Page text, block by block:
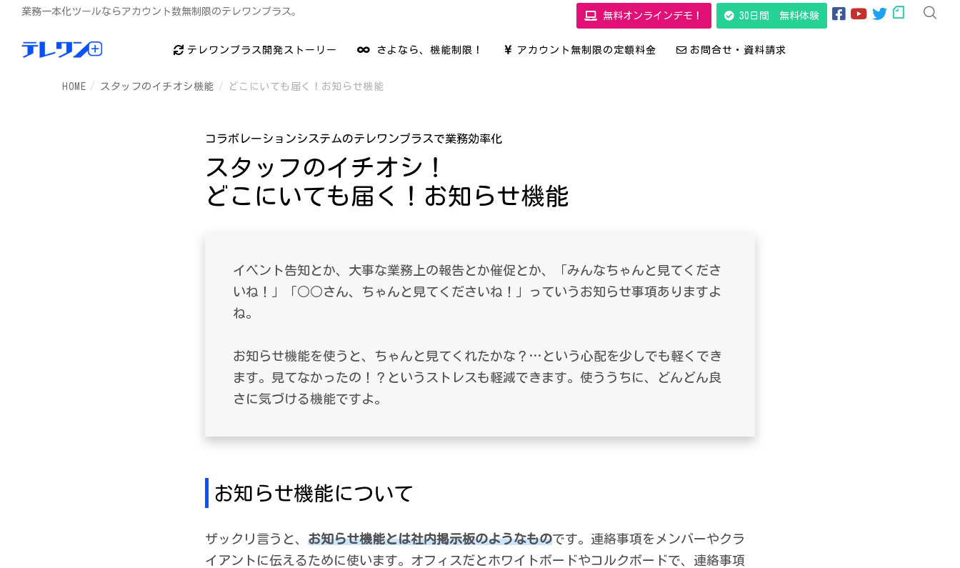
業務一本化ツールならアカウント数無制限のテレワンプラス。 無料オンラインデモ！ 30日間 無料体験
テレワンプラス開発ストーリー さよなら、機能制限！ アカウント無制限の定額料金 お問合せ・資料請求
HOME スタッフのイチオシ機能 どこにいても届く！お知らせ機能
コラボレーションシステムのテレワンプラスで業務効率化
スタッフのイチオシ！
どこにいても届く！お知らせ機能
イベント告知とか、大事な業務上の報告とか催促とか、「みんなちゃんと見てくださ
いね！」「○○さん、ちゃんと見てくださいね！」っていうお知らせ事項ありますよ
ね。
お知らせ機能を使うと、ちゃんと見てくれたかな？…という心配を少しでも軽くでき
ます。見てなかったの！？というストレスも軽減できます。使ううちに、どんどん良
さに気づける機能ですよ。
お知らせ機能について
ザックリ言うと、 お知らせ機能とは社内掲示板のようなものです。連絡事項をメンバーやクラ
イアントに伝えるために使います。オフィスだとホワイトボードやコルクボードで、連絡事項